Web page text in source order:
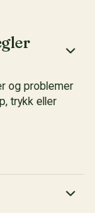
og problemer
trykk eller